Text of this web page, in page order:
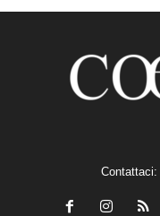
Contattaci: